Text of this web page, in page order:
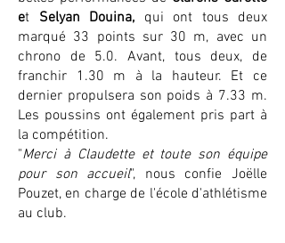
et Selyan Douina, qui ont tous deux
marqué 33 points sur 30 m, avec un
chrono de 5.0. Avant, tous deux, de
franchir 1.30 m à la hauteur. Et ce
dernier propulsera son poids à 7.33 m.
Les poussins ont également pris part à
la compétition.
"Merci à Claudette et toute son équipe
pour son accueil", nous confie Joëlle
Pouzet, en charge de l'école d'athlétisme
au club.